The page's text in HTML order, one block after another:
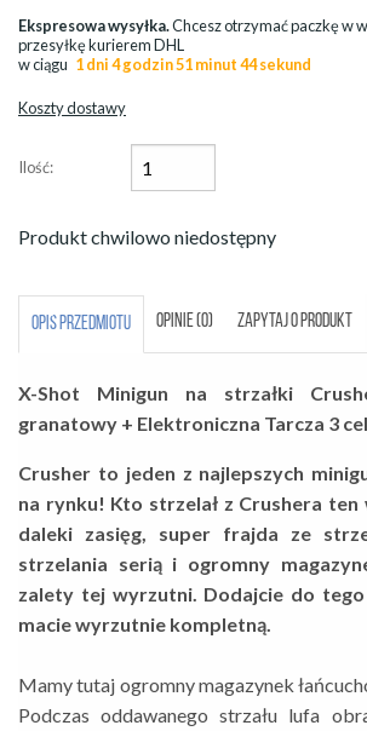
Ekspresowa wysyłka.Chcesz otrzymać paczkę w
przesyłkę kurierem DHL
w ciągu 1 dni 4 godzin 51 minut 44 sekund
Koszty dostawy
Ilość:
Produkt chwilowo niedostępny
OPIS PRZEDMIOTU OPINIE (0) ZAPYTAJ O PRODUKT
X-Shot Minigun na strzałki
granatowy + Elektroniczna Tarcza 3
Crusher to jeden z najlepszych
na rynku! Kto strzelał z Crushera ten
daleki zasięg, super frajda ze
strzelania serią i ogromny
zalety tej wyrzutni. Dodajcie do
macie wyrzutnie kompletną.
Mamy tutaj ogromny magazynek
Podczas oddawanego strzału lufa